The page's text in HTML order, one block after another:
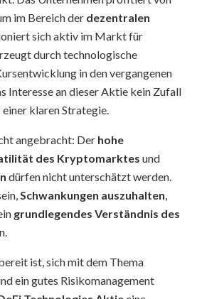
im Bereich der dezentralen
sich aktiv im Markt für
durch technologische
in den vergangenen
Interesse an dieser Aktie kein Zufall
klaren Strategie.
angebracht: Der hohe
des Kryptomarktes und
dürfen nicht unterschätzt werden.
Schwankungen auszuhalten
grundlegendes Verständnis des
ist, sich mit dem Thema
ein gutes Risikomanagement